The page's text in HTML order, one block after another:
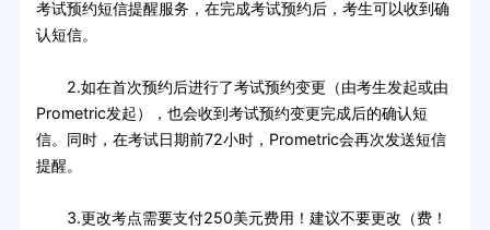
考试预约短信提醒服务，在完成考试预约后，考生可以收到确
认短信。
2.如在首次预约后进行了考试预约变更（由考生发起或由
Prometric发起），也会收到考试预约变更完成后的确认短
信。同时，在考试日期前72小时，Prometric会再次发送短信
提醒。
3.更改考点需要支付250美元费用！建议不要更改（费！